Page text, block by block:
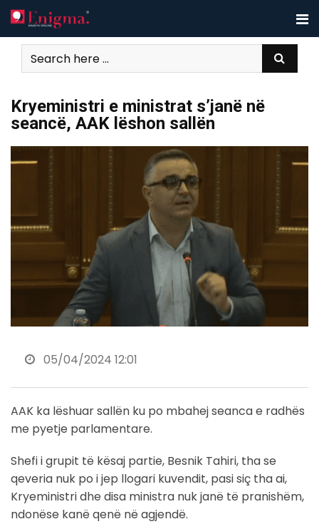
Skip
to
content
Kryeministri e ministrat s’janë në
seancë, AAK lëshon sallën
05/04/2024 12:01
AAK ka lëshuar sallën ku po mbahej seanca e radhës
me pyetje parlamentare.
Shefi i grupit të kësaj partie, Besnik Tahiri, tha se
qeveria nuk po i jep llogari kuvendit, pasi siç tha ai,
Kryeministri dhe disa ministra nuk janë të pranishëm,
ndonëse kanë qenë në agjendë.